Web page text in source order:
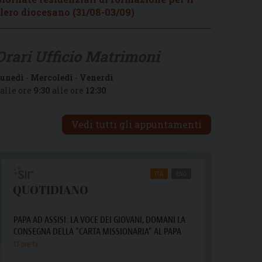
diocesano (31/08-03/09)
- Mercoledì - Venerdì
ore 9:30 alle ore 12:30
Vedi tutti gli appuntamenti